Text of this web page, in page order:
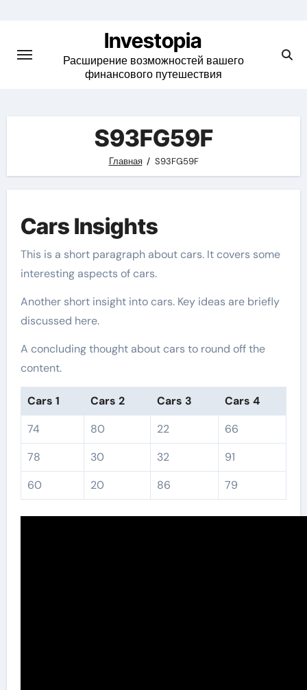
content
Investopia
Расширение возможностей вашего
финансового путешествия
S93FG59F
Главная S93FG59F
Cars Insights
This is a short paragraph about cars. It covers some
interesting aspects of cars.
Another short insight into cars. Key ideas are briefly
discussed here.
A concluding thought about cars to round off the
content.
Cars 1 Cars 2 Cars 3
Cars 4
74
80 22
66
78
30 32
91
60
20 86 79